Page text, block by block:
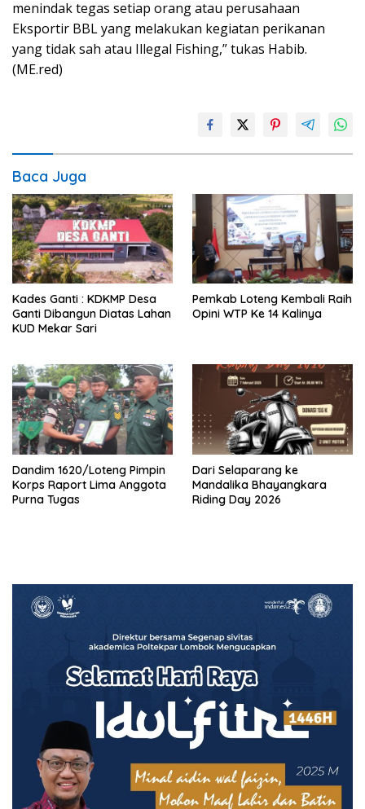
menindak tegas setiap orang atau perusahaan
Eksportir BBL yang melakukan kegiatan perikanan
yang tidak sah atau Illegal Fishing,” tukas Habib.
(ME.red)
Baca Juga
Kades Ganti : KDKMP Desa
Ganti Dibangun Diatas Lahan
KUD Mekar Sari
Pemkab Loteng Kembali Raih
Opini WTP Ke 14 Kalinya
Dandim 1620/Loteng Pimpin
Korps Raport Lima Anggota
Purna Tugas
‎Dari Selaparang ke
Mandalika Bhayangkara
Riding Day 2026